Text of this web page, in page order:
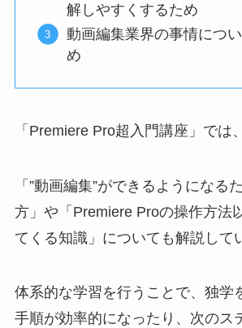
解しやすくするため
動画編集業界の事情につ
め
「Premiere Pro超入門講座」では、
「”動画編集”ができるようになる
方」や「Premiere Proの操作方法
てくる知識」についても解説して
体系的な学習を行うことで、独学
手順が効率的になったり、次のス